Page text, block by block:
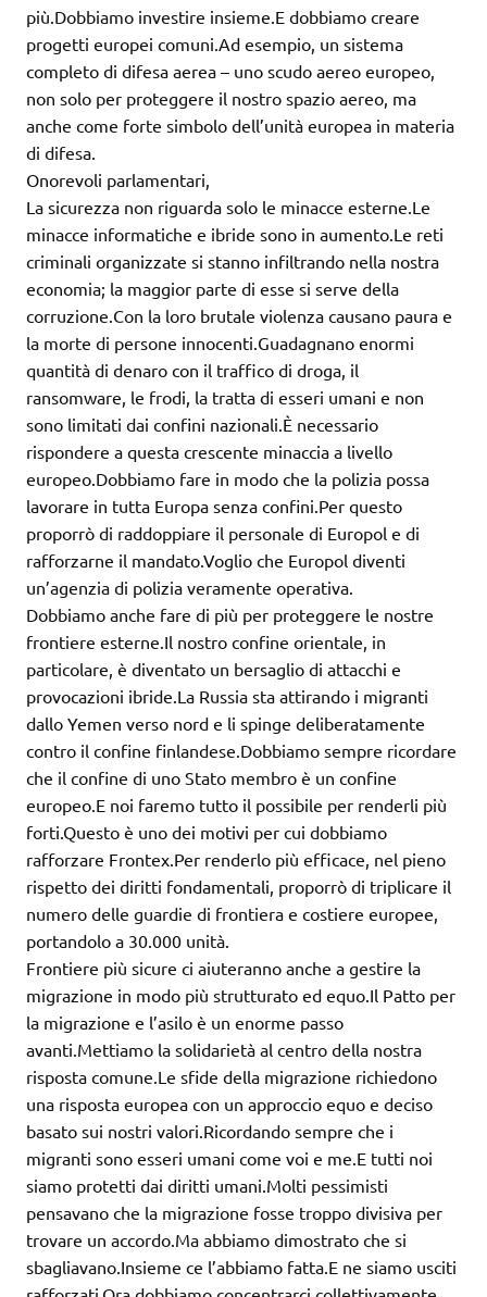
più.Dobbiamo investire insieme.E dobbiamo creare
progetti europei comuni.Ad esempio, un sistema
completo di difesa aerea – uno scudo aereo europeo,
non solo per proteggere il nostro spazio aereo, ma
anche come forte simbolo dell’unità europea in materia
di difesa.
Onorevoli parlamentari,
La sicurezza non riguarda solo le minacce esterne.Le
minacce informatiche e ibride sono in aumento.Le reti
criminali organizzate si stanno infiltrando nella nostra
economia; la maggior parte di esse si serve della
corruzione.Con la loro brutale violenza causano paura e
la morte di persone innocenti.Guadagnano enormi
quantità di denaro con il traffico di droga, il
ransomware, le frodi, la tratta di esseri umani e non
sono limitati dai confini nazionali.È necessario
rispondere a questa crescente minaccia a livello
europeo.Dobbiamo fare in modo che la polizia possa
lavorare in tutta Europa senza confini.Per questo
proporrò di raddoppiare il personale di Europol e di
rafforzarne il mandato.Voglio che Europol diventi
un’agenzia di polizia veramente operativa.
Dobbiamo anche fare di più per proteggere le nostre
frontiere esterne.Il nostro confine orientale, in
particolare, è diventato un bersaglio di attacchi e
provocazioni ibride.La Russia sta attirando i migranti
dallo Yemen verso nord e li spinge deliberatamente
contro il confine finlandese.Dobbiamo sempre ricordare
che il confine di uno Stato membro è un confine
europeo.E noi faremo tutto il possibile per renderli più
forti.Questo è uno dei motivi per cui dobbiamo
rafforzare Frontex.Per renderlo più efficace, nel pieno
rispetto dei diritti fondamentali, proporrò di triplicare il
numero delle guardie di frontiera e costiere europee,
portandolo a 30.000 unità.
Frontiere più sicure ci aiuteranno anche a gestire la
migrazione in modo più strutturato ed equo.Il Patto per
la migrazione e l’asilo è un enorme passo
avanti.Mettiamo la solidarietà al centro della nostra
risposta comune.Le sfide della migrazione richiedono
una risposta europea con un approccio equo e deciso
basato sui nostri valori.Ricordando sempre che i
migranti sono esseri umani come voi e me.E tutti noi
siamo protetti dai diritti umani.Molti pessimisti
pensavano che la migrazione fosse troppo divisiva per
trovare un accordo.Ma abbiamo dimostrato che si
sbagliavano.Insieme ce l’abbiamo fatta.E ne siamo usciti